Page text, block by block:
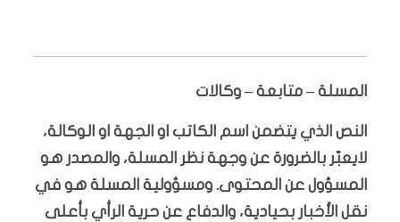
المسلة – متابعة – وكالات
النص الذي يتضمن اسم الكاتب او الجهة او الوكالة،
لايعبّر بالضرورة عن وجهة نظر المسلة، والمصدر هو
المسؤول عن المحتوى. ومسؤولية المسلة هو في
نقل الأخبار بحيادية، والدفاع عن حرية الرأي بأعلى